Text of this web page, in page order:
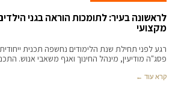
לראשונה בעיר: לתומכות הוראה בגני
מקצועי
רגע לפני תחילת שנת הלימודים נחשפה תכנית
פסג"ה מודיעין, מינהל החינוך ואגף משאבי אנוש.
קרא עוד ←